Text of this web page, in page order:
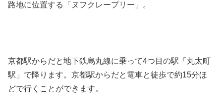
路地に位置する「ヌフクレープリー」。
京都駅からだと地下鉄烏丸線に乗って4つ目の駅「丸太町
駅」で降ります。京都駅からだと電車と徒歩で約15分ほ
どで行くことができます。